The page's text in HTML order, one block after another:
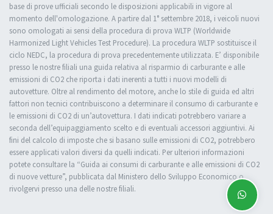
base di prove ufficiali secondo le disposizioni applicabili in vigore al
momento dell'omologazione. A partire dal 1° settembre 2018, i veicoli nuovi
sono omologati ai sensi della procedura di prova WLTP (Worldwide
Harmonized Light Vehicles Test Procedure). La procedura WLTP sostituisce il
ciclo NEDC, la procedura di prova precedentemente utilizzata. E’ disponibile
presso le nostre filiali una guida relativa al risparmio di carburante e alle
emissioni di CO2 che riporta i dati inerenti a tutti i nuovi modelli di
autovetture. Oltre al rendimento del motore, anche lo stile di guida ed altri
fattori non tecnici contribuiscono a determinare il consumo di carburante e
le emissioni di CO2 di un’autovettura. I dati indicati potrebbero variare a
seconda dell’equipaggiamento scelto e di eventuali accessori aggiuntivi. Ai
fini del calcolo di imposte che si basano sulle emissioni di CO2, potrebbero
essere applicati valori diversi da quelli indicati. Per ulteriori informazioni
potete consultare la “Guida ai consumi di carburante e alle emissioni di CO2
di nuove vetture”, pubblicata dal Ministero dello Sviluppo Economico o
rivolgervi presso una delle nostre filiali.